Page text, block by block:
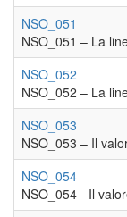
NSO_051
NSO_051 – La
NSO_052
NSO_052 – La
NSO_053
NSO_053 – Il
NSO_054
NSO_054 - Il